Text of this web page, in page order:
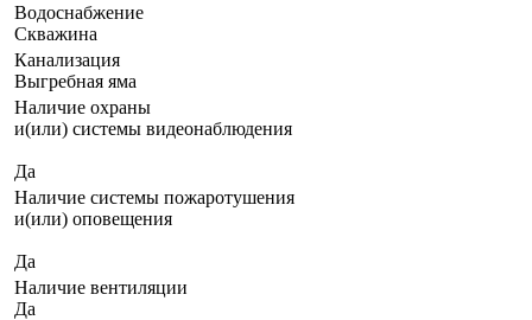
Водоснабжение
Скважина
Канализация
Выгребная яма
Наличие охраны
и(или) системы видеонаблюдения
Да
Наличие системы пожаротушения
и(или) оповещения
Да
Наличие вентиляции
Да